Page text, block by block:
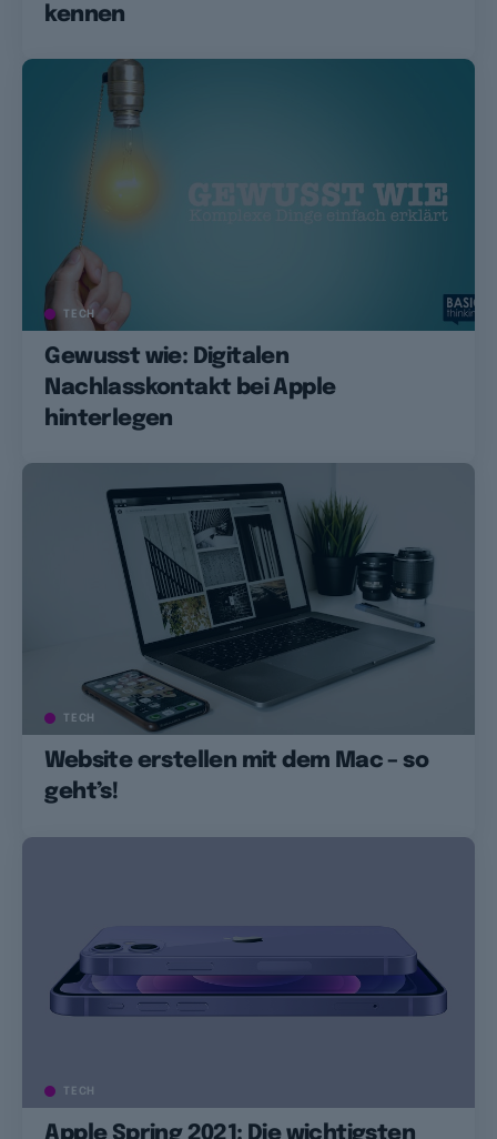
kennen
TECH
Gewusst wie: Digitalen
Nachlasskontakt bei Apple
hinterlegen
TECH
Website erstellen mit dem Mac – so
geht’s!
TECH
Apple Spring 2021: Die wichtigsten